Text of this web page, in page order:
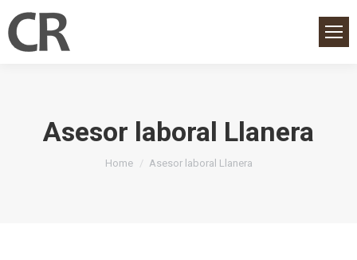
Asesor laboral Llanera
You are here:
Home Asesor laboral Llanera